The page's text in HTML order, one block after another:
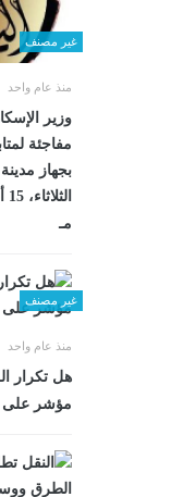
غير مصنف
منذ عام واحد
وزير
مفاجئة
بجهاز مدينة
مـ
غير مصنف
منذ عام واحد
هل تكرار
مؤشر على